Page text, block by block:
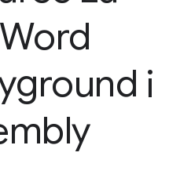
i